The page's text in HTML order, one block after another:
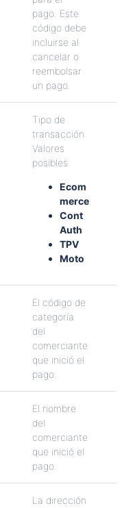
pago. Este
código debe
incluirse al
cancelar o
reembolsar
un pago.
Tipo de
transacción
Valores
posibles:
Ecom
merce
Cont
Auth
TPV
Moto
El código de
categoría
del
comerciante
que inició el
pago.
El nombre
del
comerciante
que inició el
pago.
La dirección